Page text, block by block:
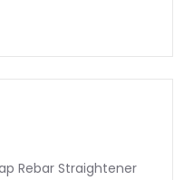
Rebar Straightener